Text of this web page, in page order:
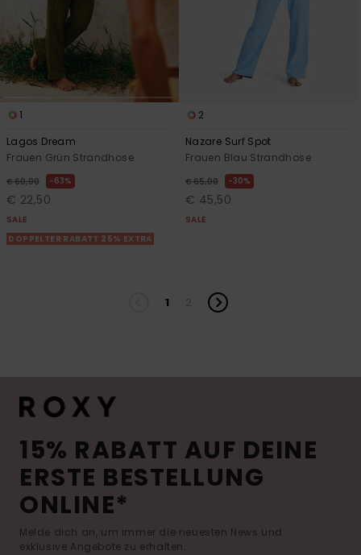
1
Lagos Dream
Frauen Grün Strandhose
€ 60,00 63%
€ 22,50
SALE
DOPPELTER RABATT 25% EXTRA
2
Nazare Surf Spot
Frauen Blau Strandhose
€ 65,00 30%
€ 45,50
SALE
1
15% RABATT AUF DEINE
ERSTE BESTELLUNG
ONLINE*
Melde dich an, um immer die neuesten News und
exklusive Angebote zu erhalten.